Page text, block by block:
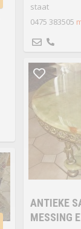
staat
0475 383505
ANTIEKE
MESSING